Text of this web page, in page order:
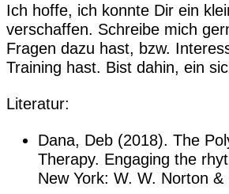
Ich hoffe, ich konnte Dir ein
verschaffen. Schreibe mich
Fragen dazu hast, bzw.
Training hast. Bist dahin, ein
Literatur:
Dana, Deb (2018). The
Therapy. Engaging the
New York: W. W. Norton &